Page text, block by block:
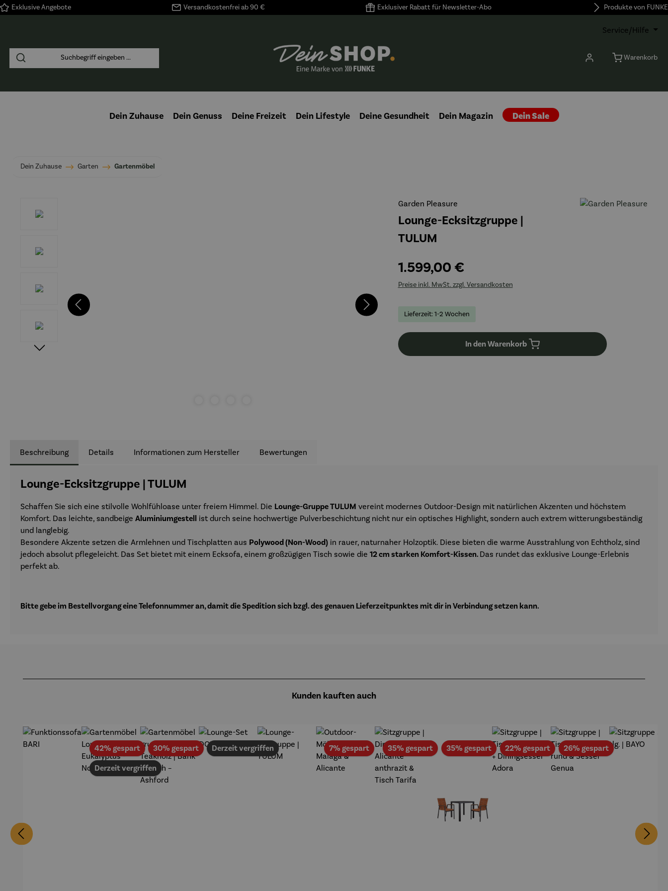
Zur Hauptnavigation springen
Exklusive Angebote Versandkostenfrei ab 90 € Exklusiver Rabatt für Newsletter-Abo Produkte von FUNKE
Service/Hilfe
Warenkorb
Dein Zuhause Dein Genuss Deine Freizeit Dein Lifestyle Deine Gesundheit Dein Magazin Dein Sale
Dein Zuhause Garten Gartenmöbel
Garden Pleasure
Lounge-Ecksitzgruppe |
TULUM
1.599,00 €
Preise inkl. MwSt. zzgl. Versandkosten
Lieferzeit: 1-2 Wochen
In den Warenkorb
Beschreibung Details Informationen zum Hersteller Bewertungen
Lounge-Ecksitzgruppe | TULUM
Schaffen Sie sich eine stilvolle Wohlfühloase unter freiem Himmel. Die Lounge-Gruppe TULUM vereint modernes Outdoor-Design mit natürlichen Akzenten und höchstem
Komfort. Das leichte, sandbeige Aluminiumgestell ist durch seine hochwertige Pulverbeschichtung nicht nur ein optisches Highlight, sondern auch extrem witterungsbeständig
und langlebig.
Besondere Akzente setzen die Armlehnen und Tischplatten aus Polywood (Non-Wood) in rauer, naturnaher Holzoptik. Diese bieten die warme Ausstrahlung von Echtholz, sind
jedoch absolut pflegeleicht. Das Set bietet mit einem Ecksofa, einem großzügigen Tisch sowie die 12 cm starken Komfort-Kissen. Das rundet das exklusive Lounge-Erlebnis
perfekt ab.
Bitte gebe im Bestellvorgang eine Telefonnummer an, damit die Spedition sich bzgl. des genauen Lieferzeitpunktes mit dir in Verbindung setzen kann.
Kunden kauften auch
Derzeit vergriffen
42% gespartRabatt30% gespartRabattDerzeit vergriffen 7% gespartRabatt35% gespartRabatt35% gespartRabatt22% gespartRabatt26% gespartRabatt